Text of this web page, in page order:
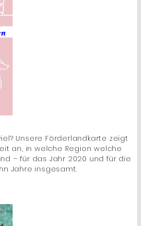
Unsere Förderlandkarte zeigt
an, in welche Region welche
– für das Jahr 2020 und für die
Jahre insgesamt.